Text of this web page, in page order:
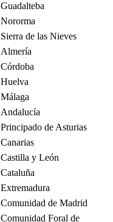
Guadalteba
Nororma
Sierra de las Nieves
Almería
Córdoba
Huelva
Málaga
Andalucía
Principado de Asturias
Canarias
Castilla y León
Cataluña
Extremadura
Comunidad de Madrid
Comunidad Foral de